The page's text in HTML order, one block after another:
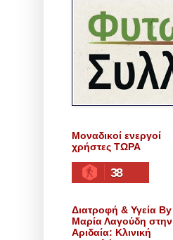
Μοναδικοί ενεργοί
χρήστες ΤΩΡΑ
38
Διατροφή & Υγεία By
Μαρία Λαγούδη στην
Αριδαία: Κλινική